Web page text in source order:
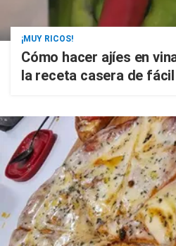
¡MUY RICOS!
Cómo hacer ajíes en
la receta casera de